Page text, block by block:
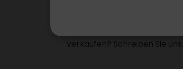
verkaufen? Schreiben Sie uns.